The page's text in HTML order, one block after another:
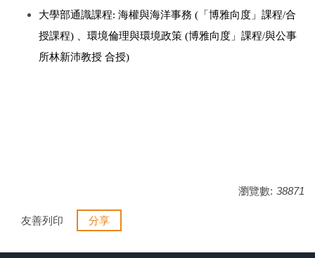
大學部通識課程: 海權與海洋事務 (「博雅向度」課程/合
授課程) 、環境倫理與環境政策 (博雅向度」課程/與公事
所林新沛教授 合授)
瀏覽數: 38871
友善列印 分享